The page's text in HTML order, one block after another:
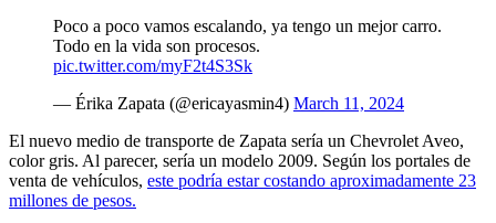
Poco a poco vamos escalando, ya tengo un mejor carro.
Todo en la vida son procesos.
pic.twitter.com/myF2t4S3Sk
— Érika Zapata (@ericayasmin4) March 11, 2024
El nuevo medio de transporte de Zapata sería un Chevrolet Aveo,
color gris. Al parecer, sería un modelo 2009. Según los portales de
venta de vehículos, este podría estar costando aproximadamente 23
millones de pesos.